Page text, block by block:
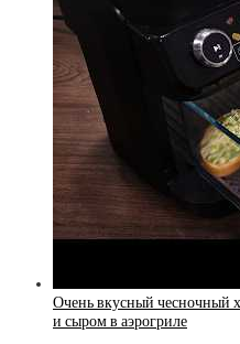
Очень вкусный чесночный
и сыром в аэрогриле